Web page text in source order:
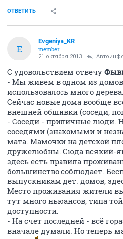
ОТВЕТИТЬ
E
Evgeniya_KR
member
21 октября 2013
С удовольствием отвечу
- Мы живем в одном из
использовалось много
Сейчас новые дома вообще
внешней обшивки (соседи,
- Соседи - приличные люди.
соседями (знакомыми и
мата. Мамочки на детской
дружелюбны. Сюда всякий-
здесь есть правила
большинство соблюдает.
выпускникам дет. домов,
Место проживания жители
тут много ньюансов, типа
доступности.
- На счет последней - всё
вначале думали. Но теперь